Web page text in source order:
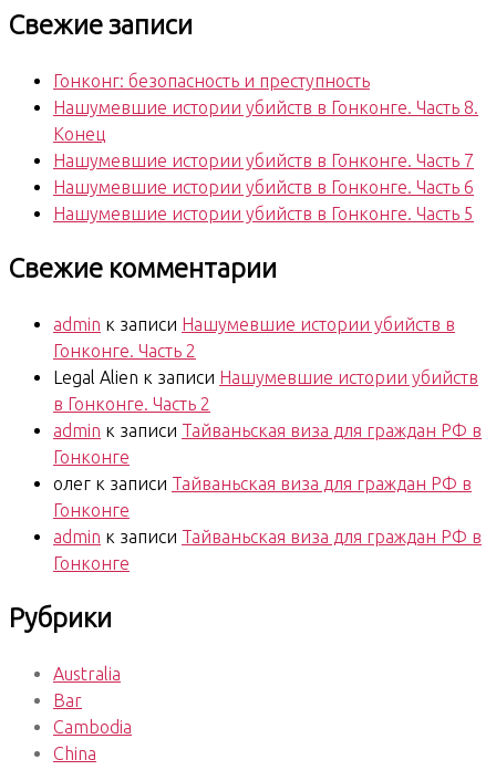
Свежие записи
Гонконг: безопасность и преступность
Нашумевшие истории убийств в Гонконге. Часть 8.
Конец
Нашумевшие истории убийств в Гонконге. Часть 7
Нашумевшие истории убийств в Гонконге. Часть 6
Нашумевшие истории убийств в Гонконге. Часть 5
Свежие комментарии
admin к записи Нашумевшие истории убийств в
Гонконге. Часть 2
Legal Alien к записи Нашумевшие истории убийств
в Гонконге. Часть 2
admin к записи Тайваньская виза для граждан РФ в
Гонконге
олег к записи Тайваньская виза для граждан РФ в
Гонконге
admin к записи Тайваньская виза для граждан РФ в
Гонконге
Рубрики
Australia
Bar
Cambodia
China